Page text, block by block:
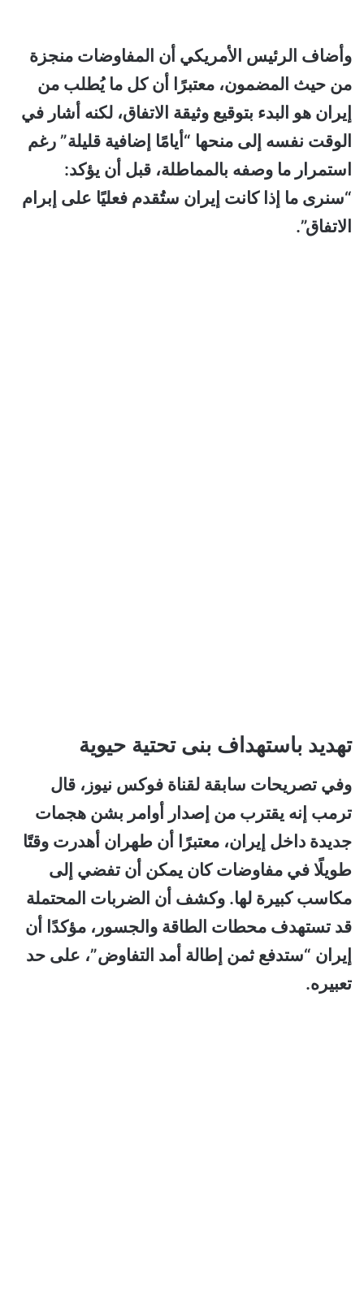
وأضاف الرئيس الأمريكي أن المفاوضات منجزة
من حيث المضمون، معتبرًا أن كل ما يُطلب من
إيران هو البدء بتوقيع وثيقة الاتفاق، لكنه أشار في
الوقت نفسه إلى منحها “أيامًا إضافية قليلة” رغم
استمرار ما وصفه بالمماطلة، قبل أن يؤكد:
“سنرى ما إذا كانت إيران ستُقدم فعليًا على إبرام
الاتفاق”.
تهديد باستهداف بنى تحتية حيوية
وفي تصريحات سابقة لقناة فوكس نيوز، قال
ترمب إنه يقترب من إصدار أوامر بشن هجمات
جديدة داخل إيران، معتبرًا أن طهران أهدرت وقتًا
طويلًا في مفاوضات كان يمكن أن تفضي إلى
مكاسب كبيرة لها. وكشف أن الضربات المحتملة
قد تستهدف محطات الطاقة والجسور، مؤكدًا أن
إيران “ستدفع ثمن إطالة أمد التفاوض”، على حد
تعبيره.